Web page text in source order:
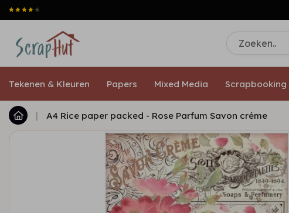
Tekenen & Kleuren Papers Mixed Media Scrapbooking
| A4 Rice paper packed - Rose Parfum Savon créme